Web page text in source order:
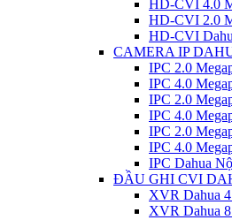
HD-CVI 4.0
HD-CVI 2.0
HD-CVI
CAMERA IP
IPC 2.0
IPC 4.0
IPC 2.0
IPC 4.0
IPC 2.0
IPC 4.0
IPC Dahua
ĐẦU GHI CVI
XVR Dahua
XVR Dahua